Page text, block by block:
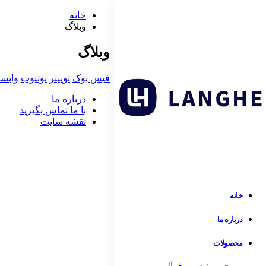
خانه
درباره ما
محصولات
خانه
وبلاگ
وبلاگ
فیس بوک توییتر یوتیوب
درباره ما
با ما تماس بگیرید
نقشه سایت